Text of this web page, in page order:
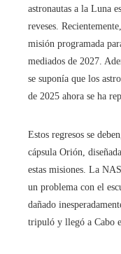
astronautas a la Luna
reveses.
misión programada
mediados de 2027.
se suponía que los
de 2025 ahora se ha
Estos regresos se
cápsula Orión,
estas misiones. La
un problema con el
dañado
tripuló y llegó a Cabo